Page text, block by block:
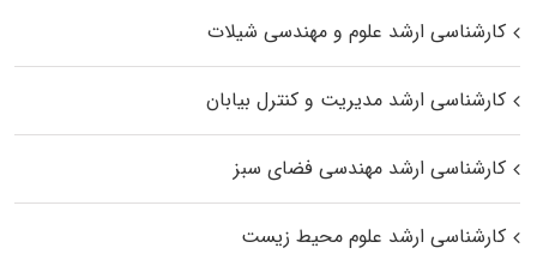
کارشناسی ارشد علوم و مهندسی شیلات
کارشناسی ارشد مدیریت و کنترل بیابان
کارشناسی ارشد مهندسی فضای سبز
کارشناسی ارشد علوم محیط‌ زیست